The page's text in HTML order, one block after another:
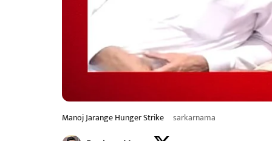
Manoj Jarange Hunger Strike sarkarnama